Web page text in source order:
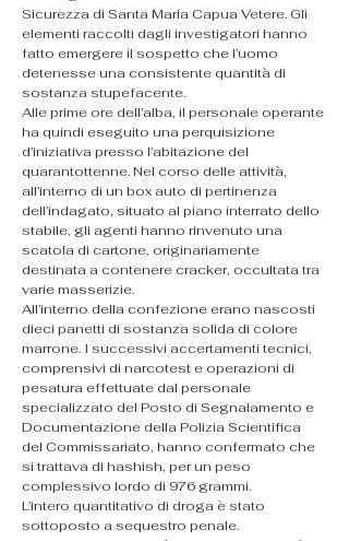
Sicurezza di Santa Maria Capua Vetere. Gli
elementi raccolti dagli investigatori hanno
fatto emergere il sospetto che l’uomo
detenesse una consistente quantità di
sostanza stupefacente.
Alle prime ore dell’alba, il personale operante
ha quindi eseguito una perquisizione
d’iniziativa presso l’abitazione del
quarantottenne. Nel corso delle attività,
all’interno di un box auto di pertinenza
dell’indagato, situato al piano interrato dello
stabile, gli agenti hanno rinvenuto una
scatola di cartone, originariamente
destinata a contenere cracker, occultata tra
varie masserizie.
All’interno della confezione erano nascosti
dieci panetti di sostanza solida di colore
marrone. I successivi accertamenti tecnici,
comprensivi di narcotest e operazioni di
pesatura effettuate dal personale
specializzato del Posto di Segnalamento e
Documentazione della Polizia Scientifica
del Commissariato, hanno confermato che
si trattava di hashish, per un peso
complessivo lordo di 976 grammi.
L’intero quantitativo di droga è stato
sottoposto a sequestro penale.